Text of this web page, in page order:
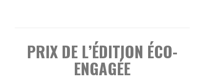
PRIX DE L’ÉDITION ÉCO-
ENGAGÉE